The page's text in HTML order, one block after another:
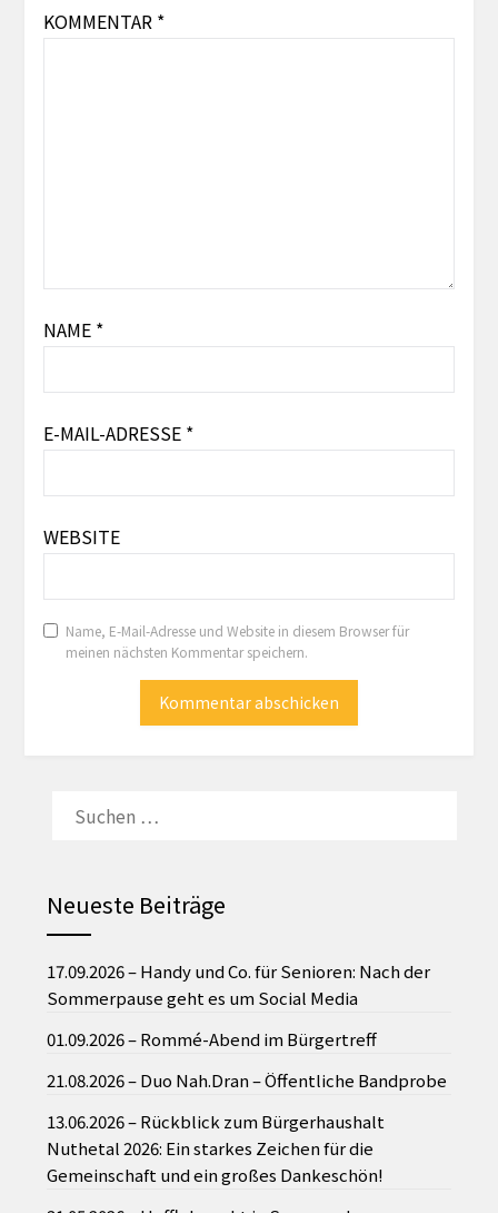
KOMMENTAR *
NAME *
E-MAIL-ADRESSE *
WEBSITE
Name, E-Mail-Adresse und Website in diesem Browser für
meinen nächsten Kommentar speichern.
NACH:
Neueste Beiträge
17.09.2026 – Handy und Co. für Senioren: Nach der
Sommerpause geht es um Social Media
01.09.2026 – Rommé-Abend im Bürgertreff
21.08.2026 – Duo Nah.Dran – Öffentliche Bandprobe
13.06.2026 – Rückblick zum Bürgerhaushalt
Nuthetal 2026: Ein starkes Zeichen für die
Gemeinschaft und ein großes Dankeschön!